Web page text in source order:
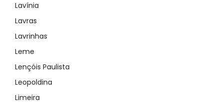
Lavínia
Lavras
Lavrinhas
Leme
Lençóis Paulista
Leopoldina
Limeira